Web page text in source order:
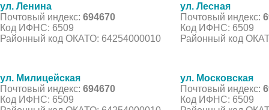
ул. Ленина
Почтовый индекс: 694670
Код ИФНС: 6509
Районный код ОКАТО: 64254000010
ул. Лесная
Почтовый индекс:
Код ИФНС: 6509
Районный код
ул. Милицейская
Почтовый индекс: 694670
Код ИФНС: 6509
ул. Московская
Почтовый индекс:
Код ИФНС: 6509